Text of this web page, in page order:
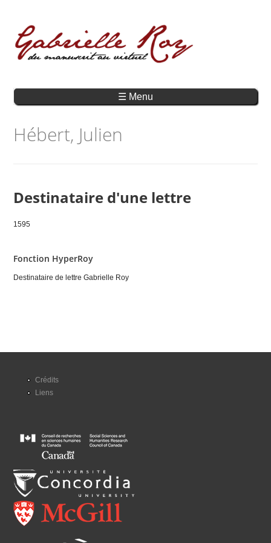
☰ Menu
Hébert, Julien
Destinataire d'une lettre
1595
Fonction HyperRoy
Destinataire de lettre Gabrielle Roy
Crédits
Liens